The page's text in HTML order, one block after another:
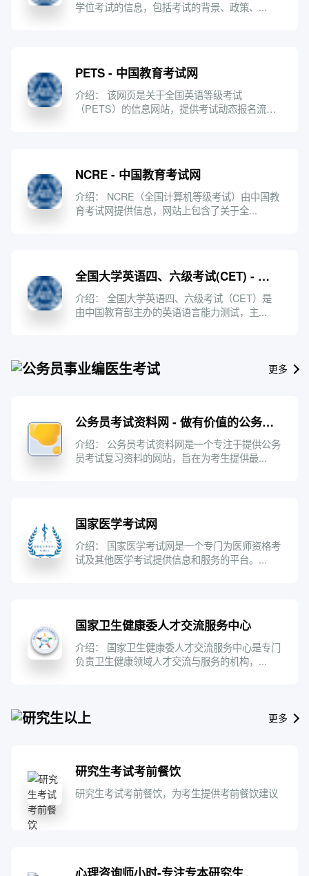
学位考试的信息，包括考试的背景、政策、...
PETS - 中国教育考试网
介绍： 该网页是关于全国英语等级考试
（PETS）的信息网站，提供考试动态报名流
NCRE - 中国教育考试网
介绍： NCRE（全国计算机等级考试）由中国教
育考试网提供信息，网站上包含了关于全...
全国大学英语四、六级考试(CET) - 中国教育考试网
介绍： 全国大学英语四、六级考试（CET）是
由中国教育部主办的英语语言能力测试，主...
公务员事业编医生考试 更多
公务员考试资料网 - 做有价值的公务员考试复习资料网
介绍： 公务员考试资料网是一个专注于提供公务
员考试复习资料的网站，旨在为考生提供最...
国家医学考试网
介绍： 国家医学考试网是一个专门为医师资格考
试及其他医学考试提供信息和服务的平台。...
国家卫生健康委人才交流服务中心
介绍： 国家卫生健康委人才交流服务中心是专门
负责卫生健康领域人才交流与服务的机构，...
研究生以上 更多
研究生考试考前餐饮
研究生考试考前餐饮，为考生提供考前餐饮建议
心理咨询师小时-专注专本研究生